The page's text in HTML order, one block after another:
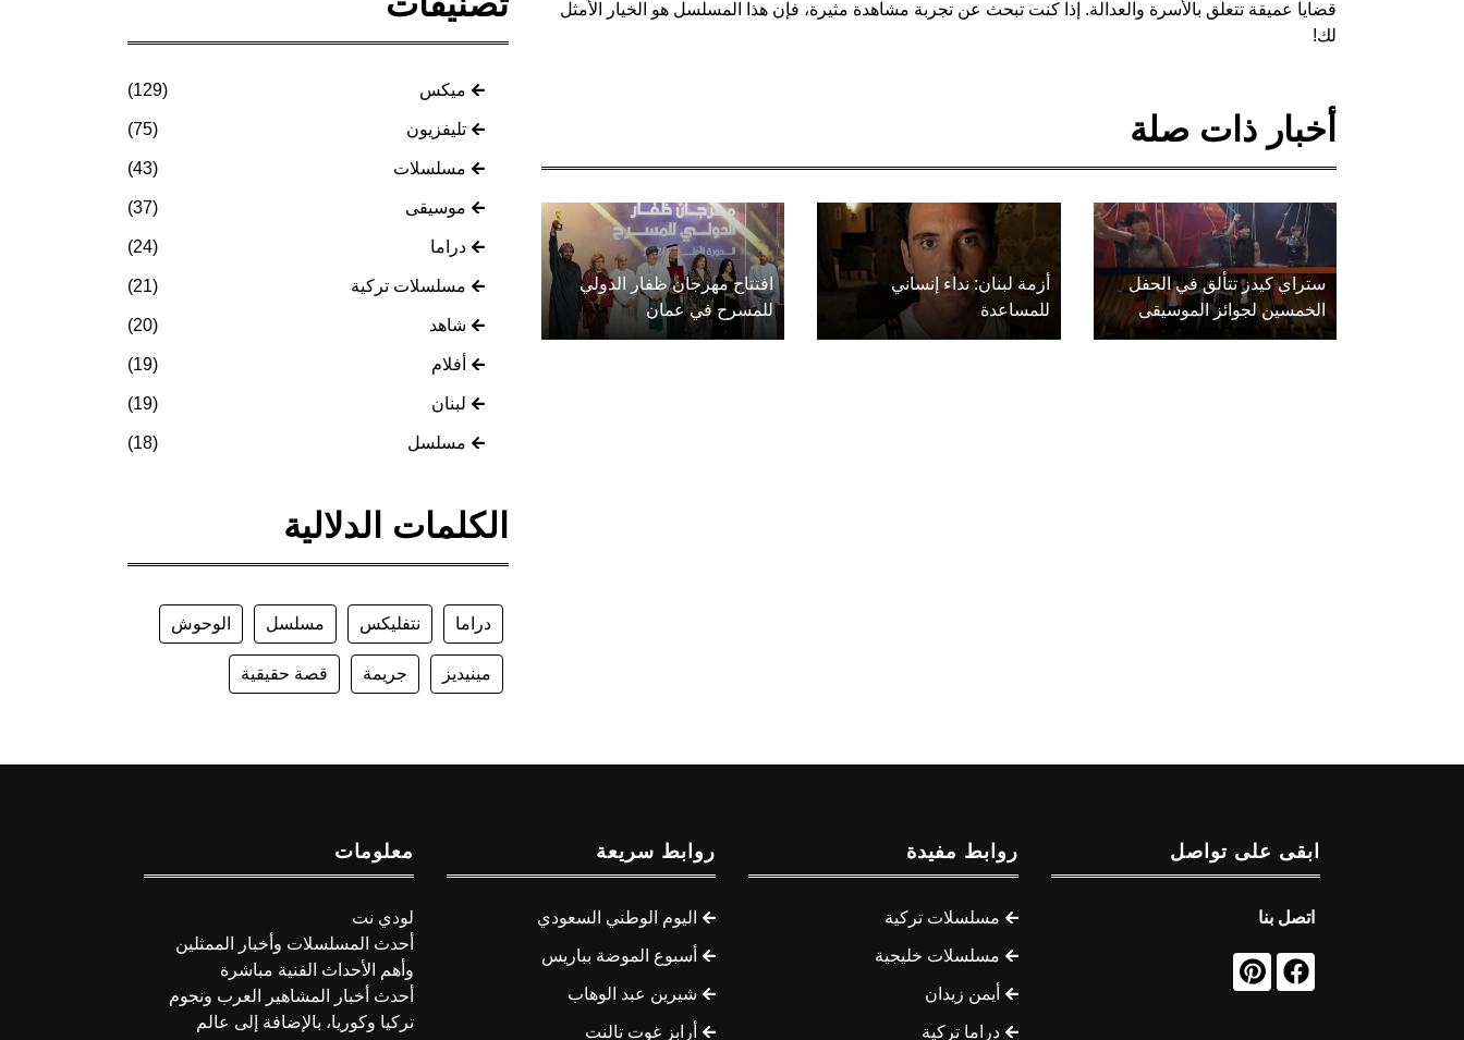
قضايا عميقة تتعلق بالأسرة والعدالة. إذا كنت تبحث عن تجربة مشاهدة مثيرة، فإن هذا المسلسل هو الخيار الأمثل
لك!
أخبار ذات صلة
ستراي كيدز تتألق في الحفل
الخمسين لجوائز الموسيقى
أزمة لبنان: نداء إنساني
للمساعدة
افتتاح مهرجان ظفار الدولي
للمسرح في عمان
ميكس (129)
تليفزيون (75)
مسلسلات (43)
موسيقى (37)
دراما (24)
مسلسلات تركية (21)
شاهد (20)
أفلام (19)
لبنان (19)
مسلسل (18)
الكلمات الدلالية
دراما نتفليكس مسلسل الوحوش
مينيديز جريمة قصة حقيقية
ابقى على تواصل
اتصل بنا
روابط مفيدة
مسلسلات تركية
مسلسلات خليجية
أيمن زيدان
دراما تركية
روابط سريعة
اليوم الوطني السعودي
أسبوع الموضة بباريس
شيرين عبد الوهاب
أرابز غوت تالنت
معلومات
لودي نت
أحدث المسلسلات وأخبار الممثلين
وأهم الأحداث الفنية مباشرة
أحدث أخبار المشاهير العرب ونجوم
تركيا وكوريا، بالإضافة إلى عالم